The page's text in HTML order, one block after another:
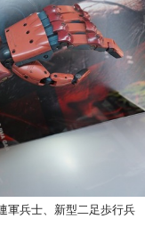
軍兵士、新型二足歩行兵